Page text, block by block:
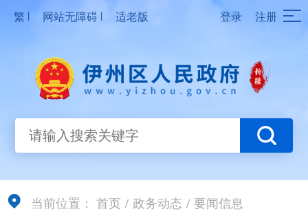
繁 | 网站无障碍 | 适老版 登录 注册
当前位置： 首页 / 政务动态 / 要闻信息